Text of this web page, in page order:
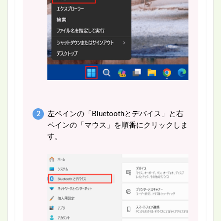
左ペインの「Bluetoothとデバイス」と右
ペインの「マウス」を順番にクリックしま
す。